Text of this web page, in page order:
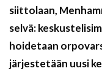
siittolaan,
selvä:
hoidetaan
järjestetään uusi